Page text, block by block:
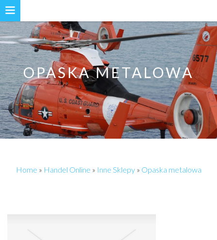
OPASKA METALOWA
Home » Handel Online » Inne Sklepy» Opaska metalowa